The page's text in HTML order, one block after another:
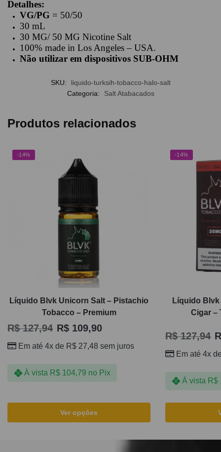
Detalhes:
VG/PG = 50/50
30 mL
30 MG/ 50 MG Nicotine Salt
100% made in Los Angeles – USA.
Não utilizar em dispositivos SUB-OHM
SKU:
liquido-turksih-tobacco-halo-salt
Categoria:
Salt Atabacados
Produtos relacionados
-14%
Líquido Blvk Unicorn Salt – Pistachio
Tobacco – Premium
R$127,94 R$ 109,90
Em até 4x de R$ 27,48 sem juros
À vista R$104,79 no Pix
Ver opções
-14%
Líquido
Cigar –
R$127,94
Em até 4x
À vista R$